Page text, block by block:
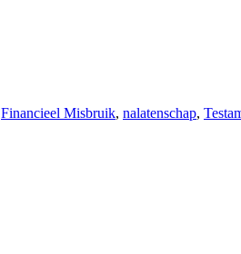
Financieel Misbruik, nalatenschap,